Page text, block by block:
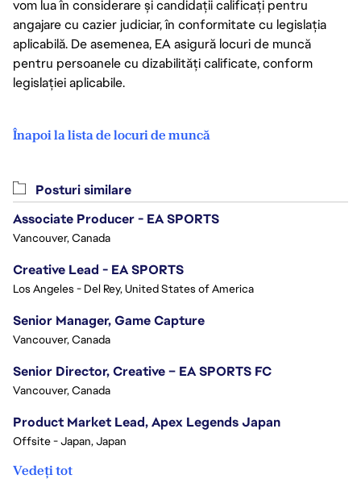
vom lua în considerare și candidații calificați pentru
angajare cu cazier judiciar, în conformitate cu legislația
aplicabilă. De asemenea, EA asigură locuri de muncă
pentru persoanele cu dizabilități calificate, conform
legislației aplicabile.
Înapoi la lista de locuri de muncă
Posturi similare
Associate Producer - EA SPORTS
Vancouver, Canada
Creative Lead - EA SPORTS
Los Angeles - Del Rey, United States of America
Senior Manager, Game Capture
Vancouver, Canada
Senior Director, Creative – EA SPORTS FC
Vancouver, Canada
Product Market Lead, Apex Legends Japan
Offsite - Japan, Japan
Vedeți tot